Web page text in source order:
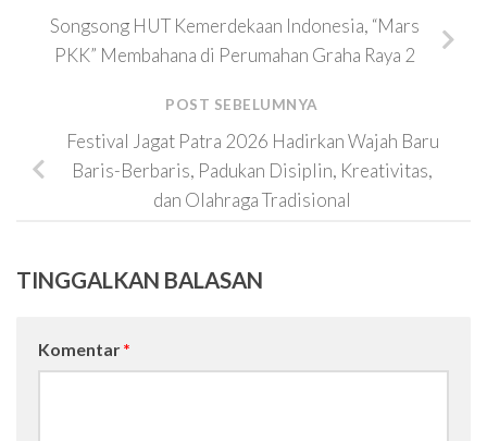
Songsong HUT Kemerdekaan Indonesia, “Mars
PKK” Membahana di Perumahan Graha Raya 2
POST SEBELUMNYA
Festival Jagat Patra 2026 Hadirkan Wajah Baru
Baris-Berbaris, Padukan Disiplin, Kreativitas,
dan Olahraga Tradisional
TINGGALKAN BALASAN
Komentar *